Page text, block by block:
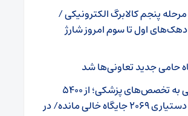
پنجم کالابرگ الکترونیکی /
دهک‌های اول تا سوم امروز شارژ
حامی جدید تعاونی‌ها شد
بی‌رغبتی به تخصص‌های پزشکی؛ از ۵۴۰۰
صندلی دستیاری ۲۰۶۹ جایگاه خالی مانده/ در